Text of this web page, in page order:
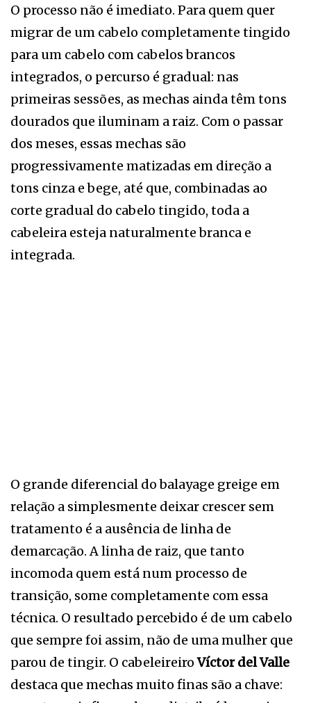
O processo não é imediato. Para quem quer
migrar de um cabelo completamente tingido
para um cabelo com cabelos brancos
integrados, o percurso é gradual: nas
primeiras sessões, as mechas ainda têm tons
dourados que iluminam a raiz. Com o passar
dos meses, essas mechas são
progressivamente matizadas em direção a
tons cinza e bege, até que, combinadas ao
corte gradual do cabelo tingido, toda a
cabeleira esteja naturalmente branca e
integrada.
O grande diferencial do balayage greige em
relação a simplesmente deixar crescer sem
tratamento é a ausência de linha de
demarcação. A linha de raiz, que tanto
incomoda quem está num processo de
transição, some completamente com essa
técnica. O resultado percebido é de um cabelo
que sempre foi assim, não de uma mulher que
parou de tingir. O cabeleireiroVíctor del Valle
destaca que mechas muito finas são a chave: